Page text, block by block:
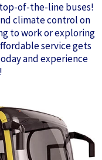
of-the-line buses!
climate control on
to work or exploring
service gets
and experience